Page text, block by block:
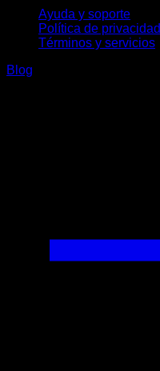
Ayuda y soporte
Política de privacidad
Términos y servicios
Blog